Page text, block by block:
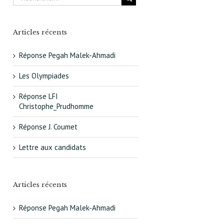
Articles récents
Réponse Pegah Malek-Ahmadi
Les Olympiades
Réponse LFI
Christophe_Prudhomme
Réponse J. Coumet
Lettre aux candidats
Articles récents
Réponse Pegah Malek-Ahmadi